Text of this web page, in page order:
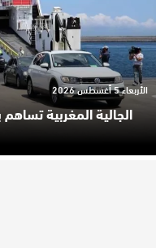
الأربعاء 5 أغسطس 2026